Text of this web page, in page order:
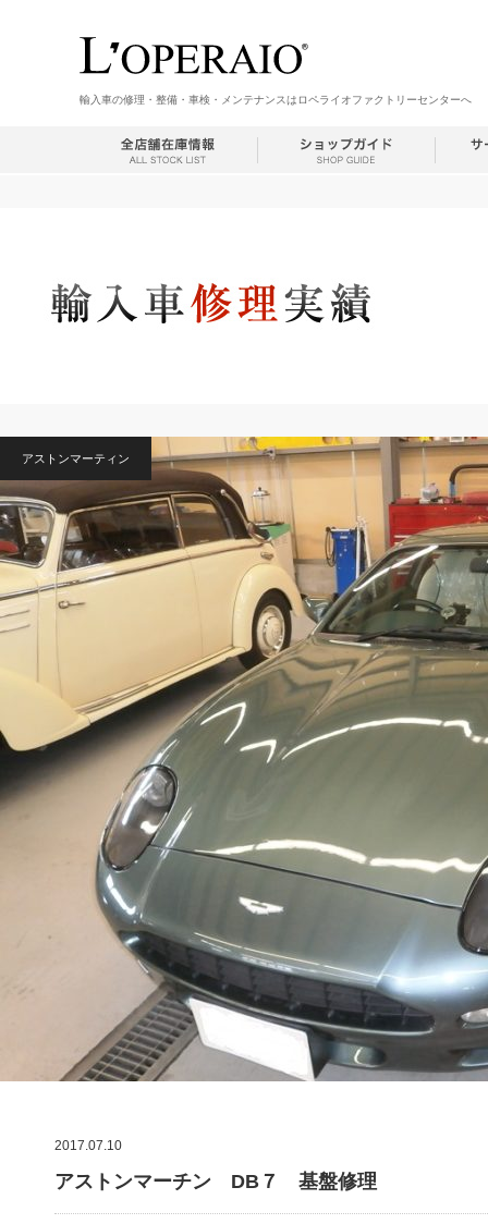
輸入車の修理・整備・車検・メンテナンスはロペライオファクトリーセンターへ
アストンマーティン
2017.07.10
アストンマーチン DB７ 基盤修理